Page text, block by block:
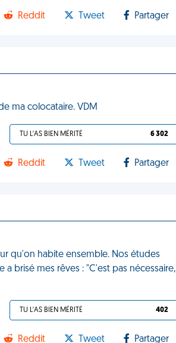
Reddit Tweet Partager
ma colocataire. VDM
TU L'AS BIEN MÉRITÉ 6 302
Reddit Tweet Partager
qu'on habite ensemble. Nos études
brisé mes rêves : "C'est pas nécessaire,
TU L'AS BIEN MÉRITÉ 402
Reddit Tweet Partager